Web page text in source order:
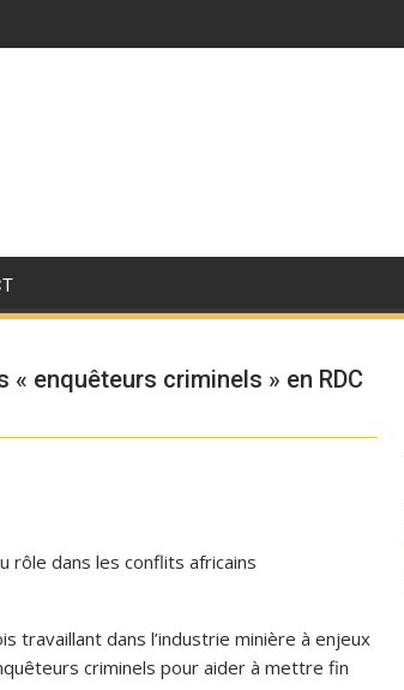
enquêteurs criminels » en RDC
rôle dans les conflits africains
travaillant dans l’industrie minière à enjeux
criminels pour aider à mettre fin